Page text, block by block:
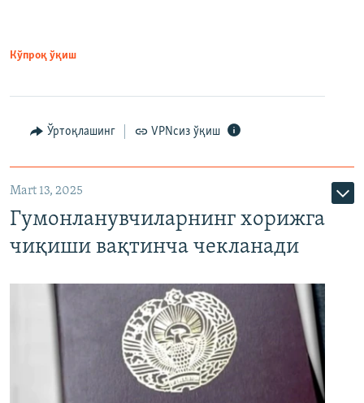
Кўпроқ ўқиш
Ўртоқлашинг VPNсиз ўқиш
Mart 13, 2025
Гумонланувчиларнинг хорижга
чиқиши вақтинча чекланади